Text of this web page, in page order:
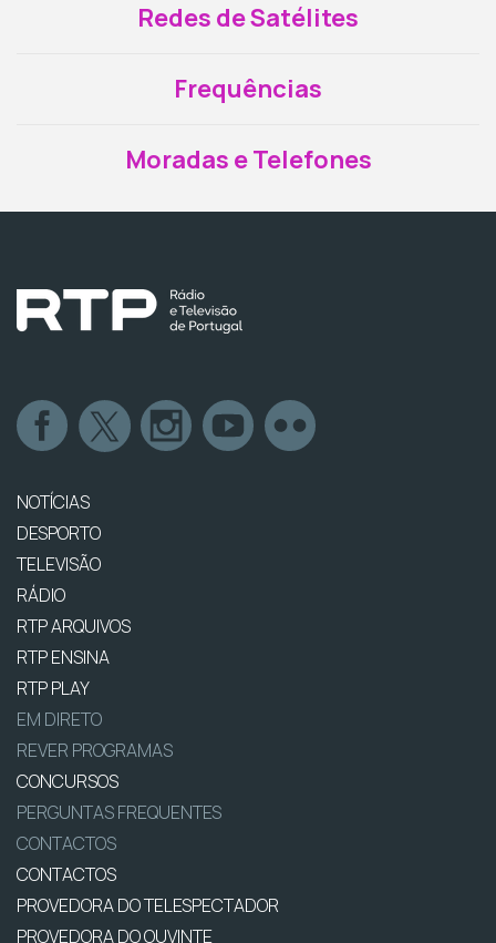
Redes de Satélites
Frequências
Moradas e Telefones
NOTÍCIAS
DESPORTO
TELEVISÃO
RÁDIO
RTP ARQUIVOS
RTP ENSINA
RTP PLAY
EM DIRETO
REVER PROGRAMAS
CONCURSOS
PERGUNTAS FREQUENTES
CONTACTOS
CONTACTOS
PROVEDORA DO TELESPECTADOR
PROVEDORA DO OUVINTE